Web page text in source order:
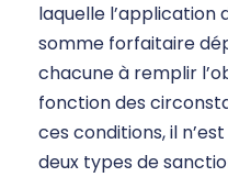
laquelle l’application
somme forfaitaire
chacune à remplir
fonction des
ces conditions, il
deux types de